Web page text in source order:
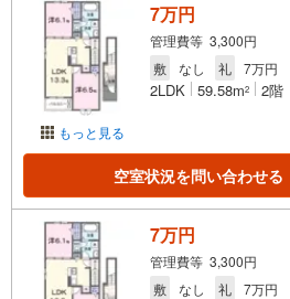
もっと見る
7万円
管理費等 3,300円
敷
なし 礼 7万円
2LDK 59.58m2 2階
空室状況を問い合わせる
7万円
管理費等 3,300円
敷
なし 礼 7万円